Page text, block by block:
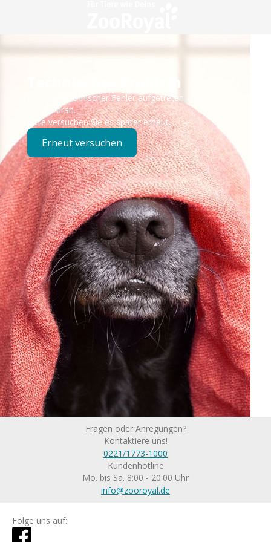
Technisches Problem
Es ist ein technischer Fehler aufgetreten – wir sind
bereits dran.
Bitte versuchen Sie es später erneut.
Erneut versuchen
Fragen oder Anregungen?
Kontaktiere uns!
0221/1773-1000
Kundenhotline
Mo. bis Sa. 8:00 - 20:00 Uhr
info@zooroyal.de
Folge uns auf: